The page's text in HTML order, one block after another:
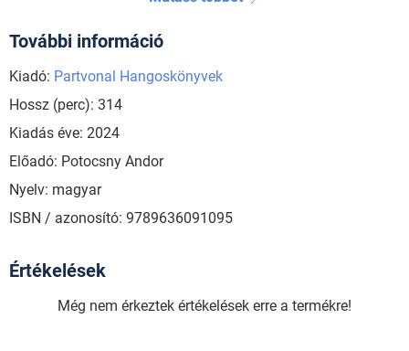
További információ
Kiadó: Partvonal Hangoskönyvek
Hossz (perc): 314
Kiadás éve: 2024
Előadó: Potocsny Andor
Nyelv: magyar
ISBN / azonosító: 9789636091095
Értékelések
Még nem érkeztek értékelések erre a termékre!